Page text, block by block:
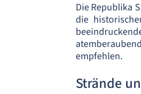
Die Republika
die
empfehlen.
Strände